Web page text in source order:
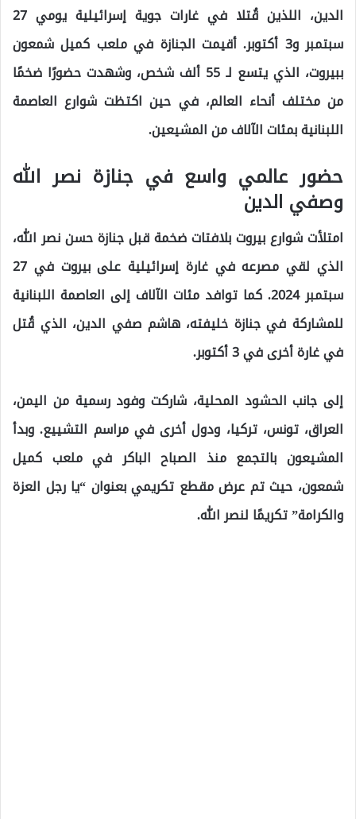
الدين، اللذين قُتلا في غارات جوية إسرائيلية يومي 27
سبتمبر و3 أكتوبر. أقيمت الجنازة في ملعب كميل شمعون
ببيروت، الذي يتسع لـ 55 ألف شخص، وشهدت حضورًا ضخمًا
من مختلف أنحاء العالم، في حين اكتظت شوارع العاصمة
اللبنانية بمئات الآلاف من المشيعين.
حضور عالمي واسع في جنازة نصر الله
وصفي الدين
امتلأت شوارع بيروت بلافتات ضخمة قبل جنازة حسن نصر الله،
الذي لقي مصرعه في غارة إسرائيلية على بيروت في 27
سبتمبر 2024. كما توافد مئات الآلاف إلى العاصمة اللبنانية
للمشاركة في جنازة خليفته، هاشم صفي الدين، الذي قُتل
في غارة أخرى في 3 أكتوبر.
إلى جانب الحشود المحلية، شاركت وفود رسمية من اليمن،
العراق، تونس، تركيا، ودول أخرى في مراسم التشييع. وبدأ
المشيعون بالتجمع منذ الصباح الباكر في ملعب كميل
شمعون، حيث تم عرض مقطع تكريمي بعنوان “يا رجل العزة
والكرامة” تكريمًا لنصر الله.